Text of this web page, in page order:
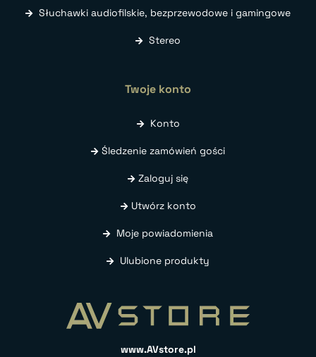
Słuchawki audiofilskie, bezprzewodowe i gamingowe
Stereo
Twoje konto
Konto
Śledzenie zamówień gości
Zaloguj się
Utwórz konto
Moje powiadomienia
Ulubione produkty
www.AVstore.pl